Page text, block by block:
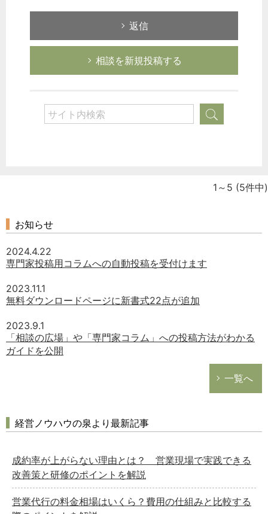
返信
相談を新規投稿する
1～5 (5件中)
お知らせ
2024.4.22
専門家投稿用コラムへの自動投稿を受付けます
2023.11.1
無料ダウンロードページに新書式22点が追加
2023.9.1
「相談の広場」や「専門家コラム」への投稿方法がわかる
ガイドを公開
一覧へ
経営ノウハウの泉より最新記事
成約率が上がらない理由とは？ 営業現場で実践できる
改善策と研修のポイントを解説
営業代行の料金相場はいくら？費用の仕組みと比較する